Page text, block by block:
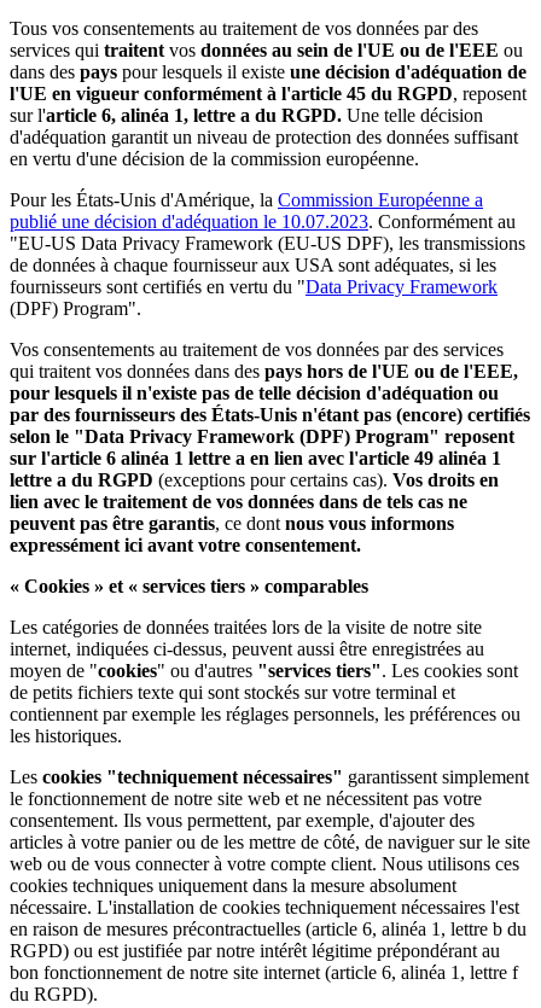
Tous vos consentements au traitement de vos données par des
services qui traitent vos données au sein de l'UE ou de l'EEE ou
dans des pays pour lesquels il existe une décision d'adéquation de
l'UE en vigueur conformément à l'article 45 du RGPD, reposent
sur l'article 6, alinéa 1, lettre a du RGPD. Une telle décision
d'adéquation garantit un niveau de protection des données suffisant
en vertu d'une décision de la commission européenne.
Pour les États-Unis d'Amérique, la Commission Européenne a
publié une décision d'adéquation le 10.07.2023. Conformément au
"EU-US Data Privacy Framework (EU-US DPF), les transmissions
de données à chaque fournisseur aux USA sont adéquates, si les
fournisseurs sont certifiés en vertu du "Data Privacy Framework
(DPF) Program".
Vos consentements au traitement de vos données par des services
qui traitent vos données dans des pays hors de l'UE ou de l'EEE,
pour lesquels il n'existe pas de telle décision d'adéquation ou
par des fournisseurs des États-Unis n'étant pas (encore) certifiés
selon le "Data Privacy Framework (DPF) Program" reposent
sur l'article 6 alinéa 1 lettre a en lien avec l'article 49 alinéa 1
lettre a du RGPD (exceptions pour certains cas). Vos droits en
lien avec le traitement de vos données dans de tels cas ne
peuvent pas être garantis, ce dont nous vous informons
expressément ici avant votre consentement.
« Cookies » et « services tiers » comparables
Les catégories de données traitées lors de la visite de notre site
internet, indiquées ci-dessus, peuvent aussi être enregistrées au
moyen de "cookies" ou d'autres "services tiers". Les cookies sont
de petits fichiers texte qui sont stockés sur votre terminal et
contiennent par exemple les réglages personnels, les préférences ou
les historiques.
Les cookies "techniquement nécessaires" garantissent simplement
le fonctionnement de notre site web et ne nécessitent pas votre
consentement. Ils vous permettent, par exemple, d'ajouter des
articles à votre panier ou de les mettre de côté, de naviguer sur le site
web ou de vous connecter à votre compte client. Nous utilisons ces
cookies techniques uniquement dans la mesure absolument
nécessaire. L'installation de cookies techniquement nécessaires l'est
en raison de mesures précontractuelles (article 6, alinéa 1, lettre b du
RGPD) ou est justifiée par notre intérêt légitime prépondérant au
bon fonctionnement de notre site internet (article 6, alinéa 1, lettre f
du RGPD).